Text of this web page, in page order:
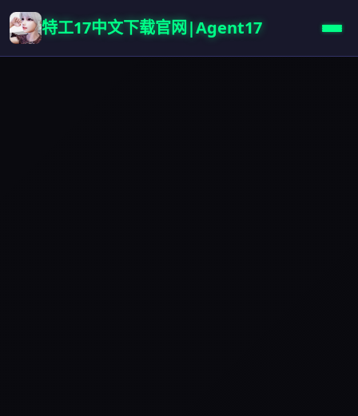
特工17中文下载官网|Agent17